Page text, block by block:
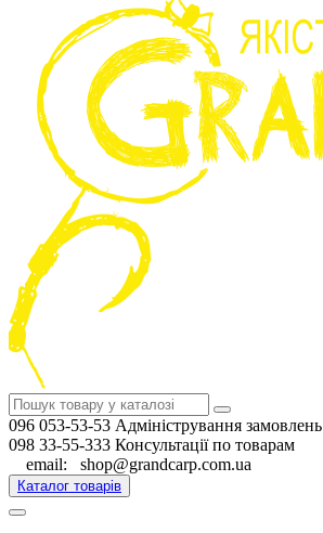
096 053-53-53 Адміністрування замовлень
098 33-55-333 Консультації по товарам
email: shop@grandcarp.com.ua
Каталог товарів